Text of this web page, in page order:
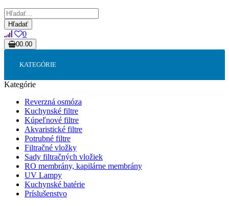
Hľadať
0
00.00
KATEGÓRIE
Kategórie
Reverzná osmóza
Kuchynské filtre
Kúpeľnové filtre
Akvaristické filtre
Potrubné filtre
Filtračné vložky
Sady filtračných vložiek
RO membrány, kapilárne membrány
UV Lampy
Kuchynské batérie
Príslušenstvo